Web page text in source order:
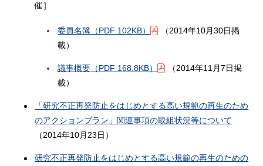
催］
委員名簿 （PDF 102KB）
（2014年10月30日掲
載）
議事概要 （PDF 168.8KB）
（2014年11月7日掲
載）
「研究不正再発防止をはじめとする高い規範の再生のため
のアクションプラン」関連事項の取組状況等について
（2014年10月23日）
研究不正再発防止をはじめとする高い規範の再生のための